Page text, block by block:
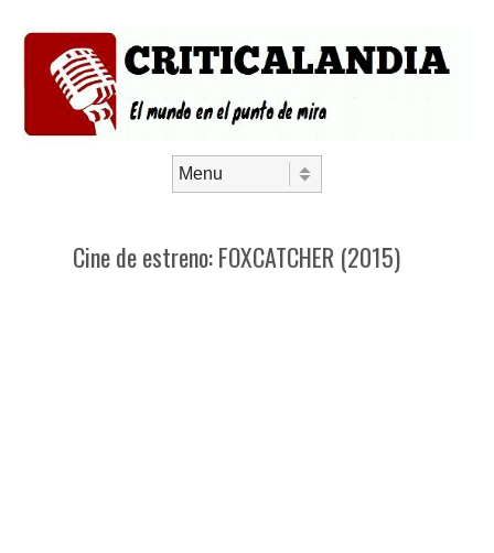
Cine de estreno: FOXCATCHER (2015)